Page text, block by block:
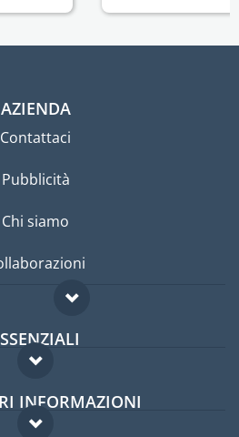
AZIENDA
Contattaci
Pubblicità
Chi siamo
per expat
per expat
INFORMAZIONI
frequenti